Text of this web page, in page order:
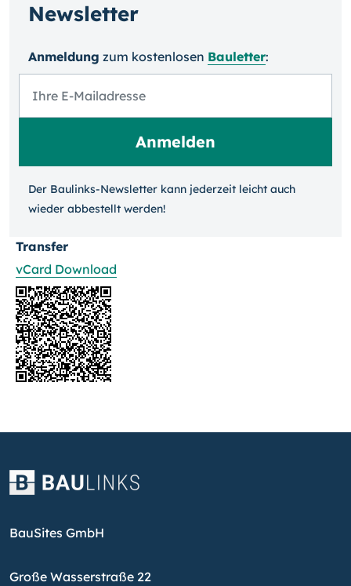
Newsletter
Anmeldung zum kosten­losen Bauletter:
Der Baulinks-Newsletter kann jeder­zeit leicht auch
wieder ab­bestellt werden!
Transfer
vCard Download
BauSites GmbH
Große Wasserstraße 22